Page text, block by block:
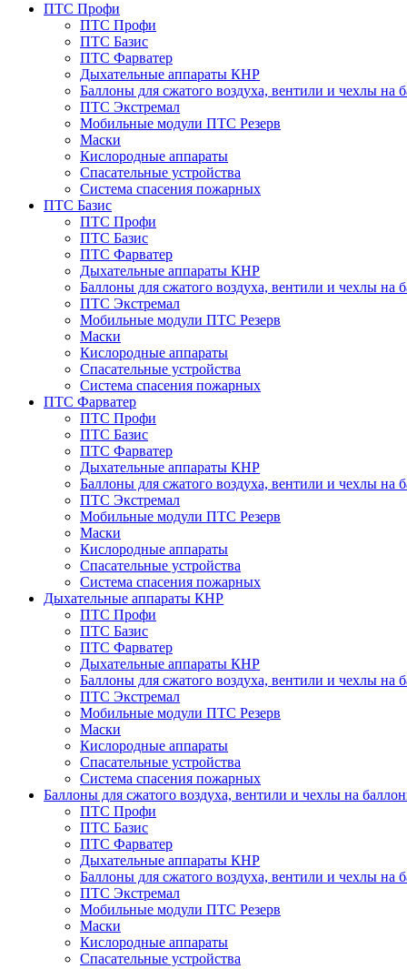
ПТС Профи
ПТС Профи
ПТС Базис
ПТС Фарватер
Дыхательные аппараты КНР
Баллоны для сжатого воздуха, вентили и чехлы на
ПТС Экстремал
Мобильные модули ПТС Резерв
Маски
Кислородные аппараты
Спасательные устройства
Система спасения пожарных
ПТС Базис
ПТС Профи
ПТС Базис
ПТС Фарватер
Дыхательные аппараты КНР
Баллоны для сжатого воздуха, вентили и чехлы на
ПТС Экстремал
Мобильные модули ПТС Резерв
Маски
Кислородные аппараты
Спасательные устройства
Система спасения пожарных
ПТС Фарватер
ПТС Профи
ПТС Базис
ПТС Фарватер
Дыхательные аппараты КНР
Баллоны для сжатого воздуха, вентили и чехлы на
ПТС Экстремал
Мобильные модули ПТС Резерв
Маски
Кислородные аппараты
Спасательные устройства
Система спасения пожарных
Дыхательные аппараты КНР
ПТС Профи
ПТС Базис
ПТС Фарватер
Дыхательные аппараты КНР
Баллоны для сжатого воздуха, вентили и чехлы на
ПТС Экстремал
Мобильные модули ПТС Резерв
Маски
Кислородные аппараты
Спасательные устройства
Система спасения пожарных
Баллоны для сжатого воздуха, вентили и чехлы на
ПТС Профи
ПТС Базис
ПТС Фарватер
Дыхательные аппараты КНР
Баллоны для сжатого воздуха, вентили и чехлы на
ПТС Экстремал
Мобильные модули ПТС Резерв
Маски
Кислородные аппараты
Спасательные устройства